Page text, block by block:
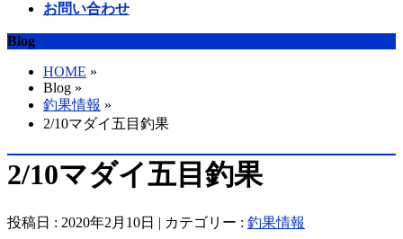
お問い合わせ
Blog
HOME »
Blog »
釣果情報 »
2/10マダイ五目釣果
2/10マダイ五目釣果
投稿日 : 2020年2月10日 | カテゴリー : 釣果情報